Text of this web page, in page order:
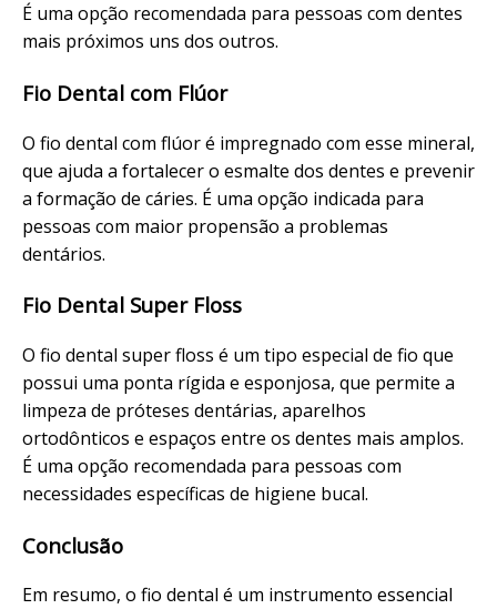
É uma opção recomendada para pessoas com dentes
mais próximos uns dos outros.
Fio Dental com Flúor
O fio dental com flúor é impregnado com esse mineral,
que ajuda a fortalecer o esmalte dos dentes e prevenir
a formação de cáries. É uma opção indicada para
pessoas com maior propensão a problemas
dentários.
Fio Dental Super Floss
O fio dental super floss é um tipo especial de fio que
possui uma ponta rígida e esponjosa, que permite a
limpeza de próteses dentárias, aparelhos
ortodônticos e espaços entre os dentes mais amplos.
É uma opção recomendada para pessoas com
necessidades específicas de higiene bucal.
Conclusão
Em resumo, o fio dental é um instrumento essencial